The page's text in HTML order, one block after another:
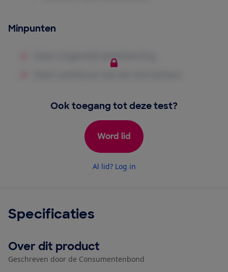
Minpunten
Ook toegang tot deze test?
Word lid
Al lid? Log in
Specificaties
Over dit product
Geschreven door de Consumentenbond